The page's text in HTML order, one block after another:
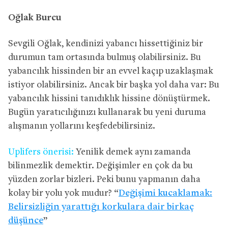
Oğlak Burcu
Sevgili Oğlak, kendinizi yabancı hissettiğiniz bir
durumun tam ortasında bulmuş olabilirsiniz. Bu
yabancılık hissinden bir an evvel kaçıp uzaklaşmak
istiyor olabilirsiniz. Ancak bir başka yol daha var: Bu
yabancılık hissini tanıdıklık hissine dönüştürmek.
Bugün yaratıcılığınızı kullanarak bu yeni duruma
alışmanın yollarını keşfedebilirsiniz.
Uplifers önerisi: Yenilik demek aynı zamanda
bilinmezlik demektir. Değişimler en çok da bu
yüzden zorlar bizleri. Peki bunu yapmanın daha
kolay bir yolu yok mudur? “Değişimi kucaklamak:
Belirsizliğin yarattığı korkulara dair birkaç
düşünce”